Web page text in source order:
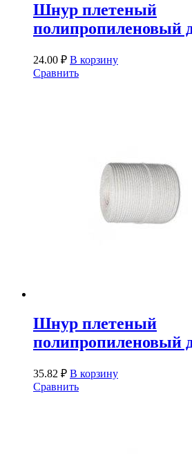
Шнур плетеный
полипропиленовый
24.00 ₽ В корзину
Сравнить
Шнур плетеный
полипропиленовый
35.82 ₽ В корзину
Сравнить